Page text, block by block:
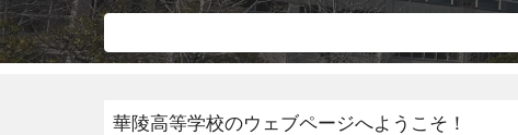
華陵高等学校のウェブページへようこそ！